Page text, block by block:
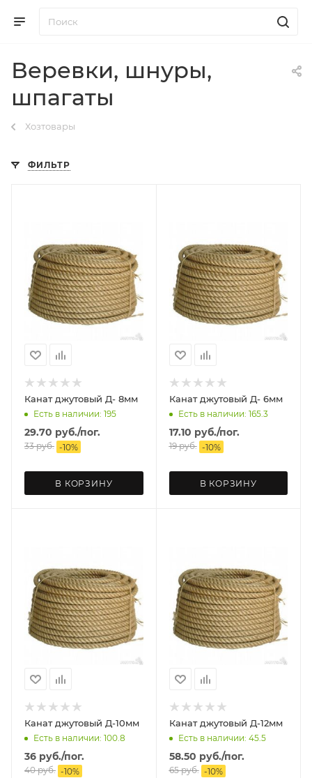
Веревки, шнуры,
шпагаты
Хозтовары
ФИЛЬТР
Канат джутовый Д- 8мм
Есть в наличии: 195
29.70 руб./пог.
33руб. -10%
В КОРЗИНУ
Канат джутовый Д- 6мм
Есть в наличии: 165.3
17.10 руб./пог.
19руб. -10%
В КОРЗИНУ
Канат джутовый Д-10мм
Есть в наличии: 100.8
36 руб./пог.
40руб. -10%
Канат джутовый Д-12мм
Есть в наличии: 45.5
58.50 руб./пог.
65руб. -10%